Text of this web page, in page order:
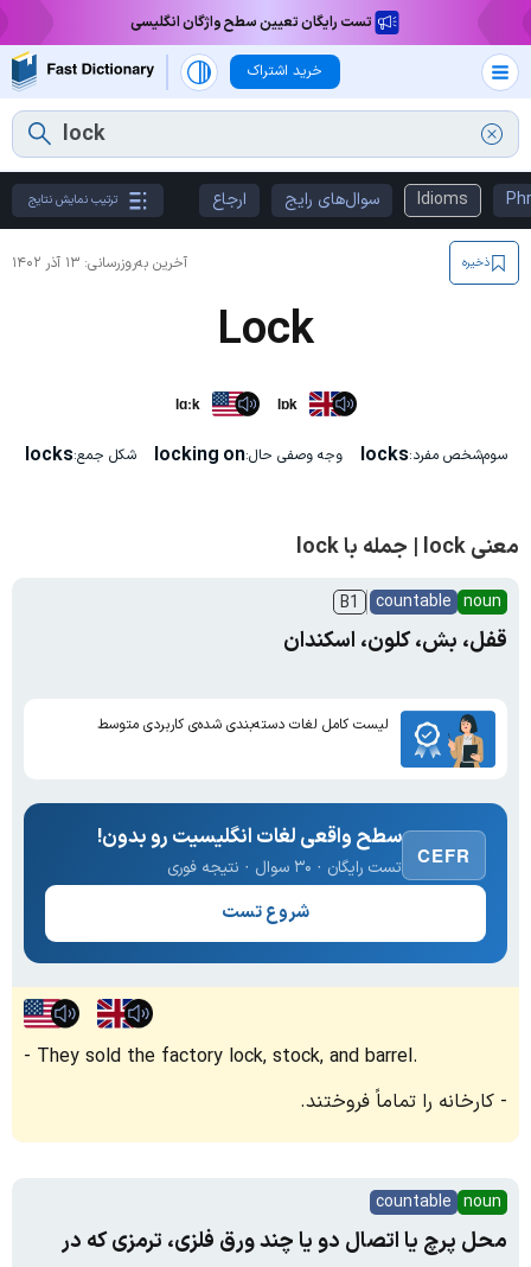
تست رایگان تعیین سطح واژگان انگلیسی
خرید اشتراک
Idioms سوال‌های رایج ارجاع ترتیب نمایش نتایج
آخرین به‌روزرسانی: ۱۳ آذر ۱۴۰۲ ذخیره
Lock
lɑːk lɒk
سوم‌شخص مفرد:locks وجه وصفی حال:locking on شکل جمع:locks
معنی lock | جمله با lock
noun
countable
B1
قفل، بش، کلون، اسکندان
لیست کامل لغات دسته‌بندی شده‌ی کاربردی متوسط
CEFR
سطح واقعی لغات انگلیسیت رو بدون!
تست رایگان · ۳۰ سوال · نتیجه فوری
شروع تست
They sold the factory lock, stock, and barrel.
کارخانه را تماماً فروختند.
noun
countable
محل پرچ یا اتصال دو یا چند ورق فلزی، ترمزی که در